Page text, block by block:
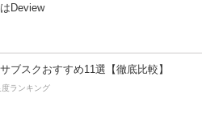
Deview
ブスクおすすめ11選【徹底比較】
ランキング